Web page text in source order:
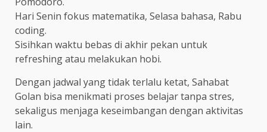
Hari Senin fokus matematika, Selasa bahasa, Rabu
coding.
Sisihkan waktu bebas di akhir pekan untuk
refreshing atau melakukan hobi.
Dengan jadwal yang tidak terlalu ketat, Sahabat
Golan bisa menikmati proses belajar tanpa stres,
sekaligus menjaga keseimbangan dengan aktivitas
lain.